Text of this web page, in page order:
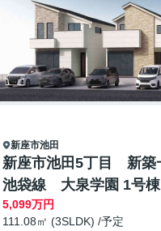
新座市池田
新座市池田5丁目 新
池袋線 大泉学園 1号棟
5,099万円
111.08㎡ (3SLDK) /予定